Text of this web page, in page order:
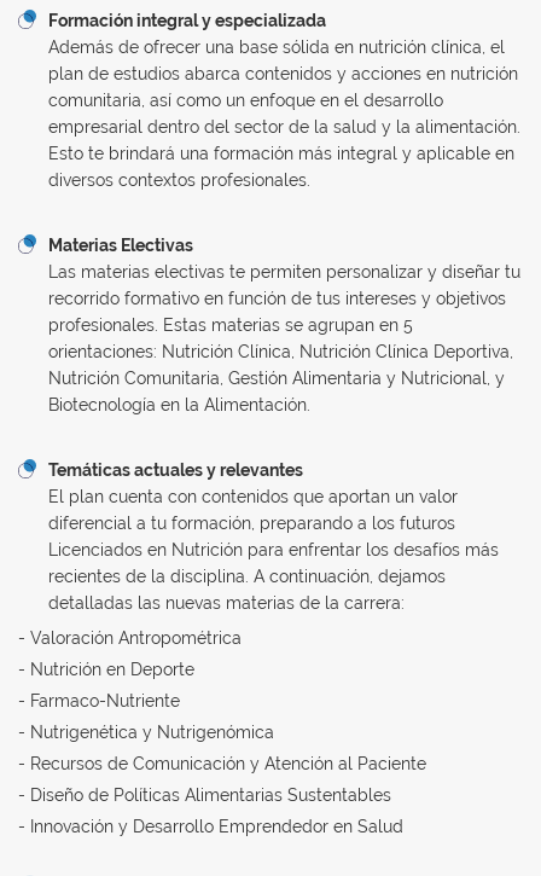
Formación integral y especializada
Además de ofrecer una base sólida en nutrición clínica, el
plan de estudios abarca contenidos y acciones en nutrición
comunitaria, así como un enfoque en el desarrollo
empresarial dentro del sector de la salud y la alimentación.
Esto te brindará una formación más integral y aplicable en
diversos contextos profesionales.
Materias Electivas
Las materias electivas te permiten personalizar y diseñar tu
recorrido formativo en función de tus intereses y objetivos
profesionales. Estas materias se agrupan en 5
orientaciones: Nutrición Clínica, Nutrición Clínica Deportiva,
Nutrición Comunitaria, Gestión Alimentaria y Nutricional, y
Biotecnología en la Alimentación.
Temáticas actuales y relevantes
El plan cuenta con contenidos que aportan un valor
diferencial a tu formación, preparando a los futuros
Licenciados en Nutrición para enfrentar los desafíos más
recientes de la disciplina. A continuación, dejamos
detalladas las nuevas materias de la carrera:
- Valoración Antropométrica
- Nutrición en Deporte
- Farmaco-Nutriente
- Nutrigenética y Nutrigenómica
- Recursos de Comunicación y Atención al Paciente
- Diseño de Políticas Alimentarias Sustentables
- Innovación y Desarrollo Emprendedor en Salud